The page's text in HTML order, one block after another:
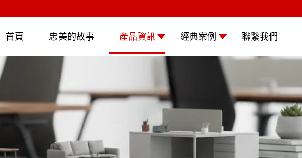
首頁 忠美的故事 產品資訊 經典案例 聯繫我們